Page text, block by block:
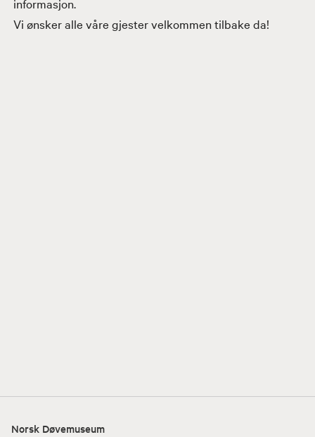
Vi ønsker alle våre gjester velkommen tilbake da!
Norsk Døvemuseum